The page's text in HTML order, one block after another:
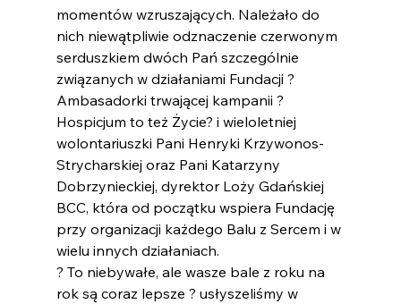
momentów wzruszających. Należało do
nich niewątpliwie odznaczenie czerwonym
serduszkiem dwóch Pań szczególnie
związanych w działaniami Fundacji ?
Ambasadorki trwającej kampanii ?
Hospicjum to też Życie? i wieloletniej
wolontariuszki Pani Henryki Krzywonos-
Strycharskiej oraz Pani Katarzyny
Dobrzynieckiej, dyrektor Loży Gdańskiej
BCC, która od początku wspiera Fundację
przy organizacji każdego Balu z Sercem i w
wielu innych działaniach.
? To niebywałe, ale wasze bale z roku na
rok są coraz lepsze ? usłyszeliśmy w